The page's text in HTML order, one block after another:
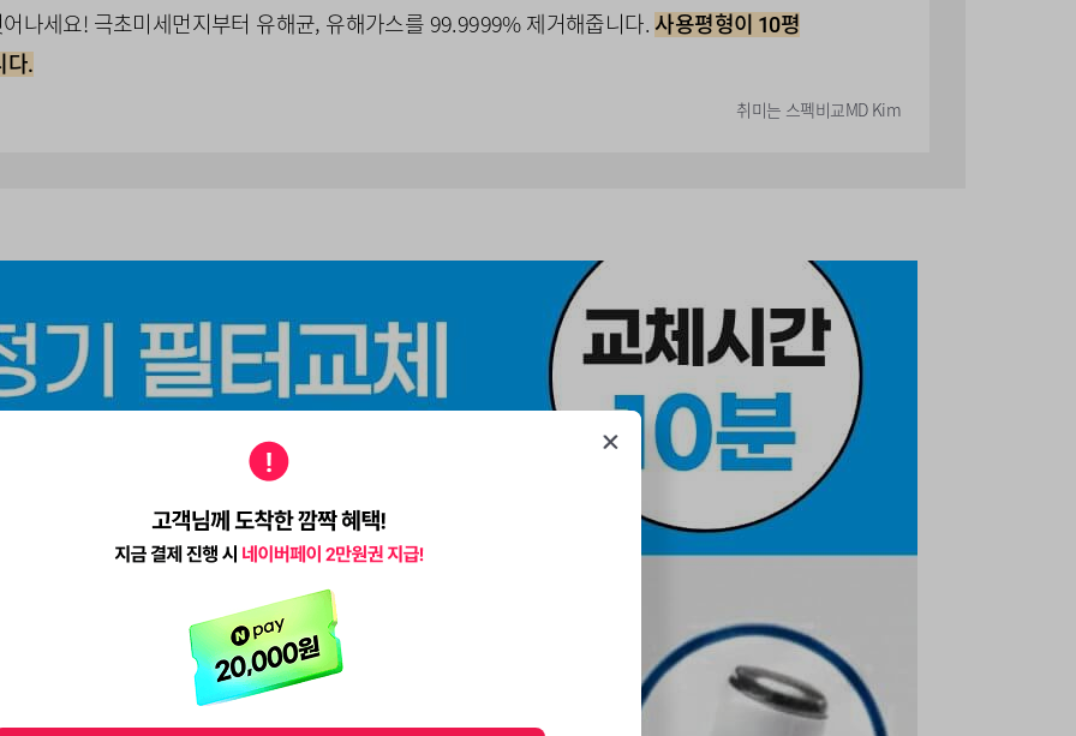
나세요! 극초미세먼지부터 유해균, 유해가스를 99.9999% 제거해줍니다.사용평형이 10평
다.
취미는 스펙비교MD Kim